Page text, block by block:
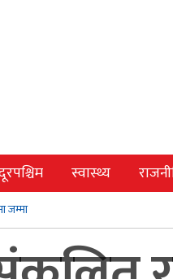
स्वास्थ्य
जम्मा